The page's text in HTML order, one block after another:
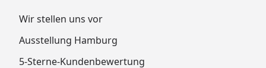
Wir stellen uns vor
Ausstellung Hamburg
5-Sterne-Kundenbewertung